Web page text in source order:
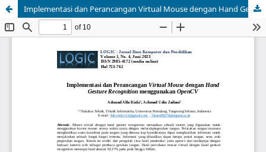
Implementasi dan Perancangan Virtual Mouse dengan Hand Gesture Recognition menggunakan OpenCV